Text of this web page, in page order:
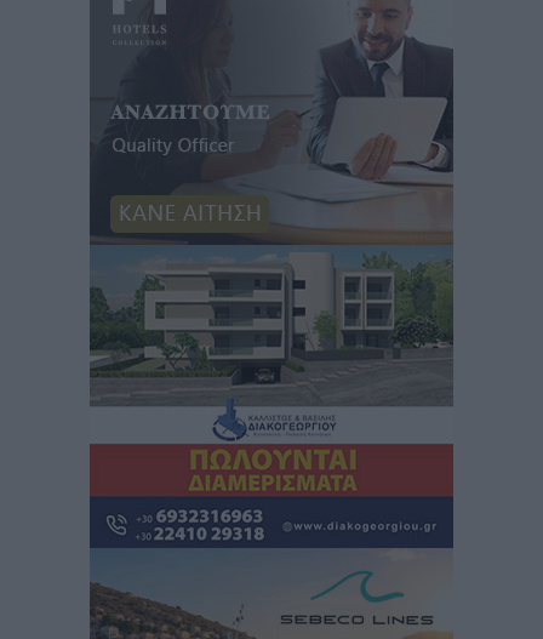
ΦΟΔΣΑ Νοτίου Αιγαίου: «Δεν ζητάμε ασυλία – ζητάμε
θεσμική προστασία της αυτοδιοίκησης»
Στη διαδικασία της απευθείας διαπραγμάτευσης ο
Δήμος Ρόδου για τη ναυαγοσωστική κάλυψη των
παραλιών
Τοπικές Ειδήσεις πριν 2 ώρες
Στο Αυτόφωρο 47χρονος που φέρεται να απείλησε τη
70χρονη μητέρα του όταν εκείνη αρνήθηκε να του
δώσει χρήματα για ναρκωτικά
Τοπικές Ειδήσεις• πριν 2 ώρες
του 39χρονου για τις δολιοφθορές στο Radar
Ατάβυρου